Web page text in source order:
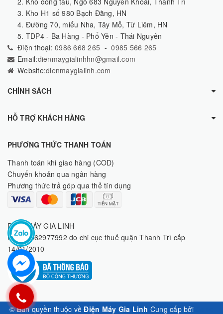
3. Kho H1 số 980 Bạch Đằng, HN
4. Đường 70, miếu Nha, Tây Mỗ, Từ Liêm, HN
5. TDP4 - Ba Hàng - Phổ Yên - Thái Nguyên
Điện thoại: 0986 668 265 -0985 566 265
Email:dienmaygialinhhn@gmail.com
Website:dienmaygialinh.com
CHÍNH SÁCH
HỖ TRỢ KHÁCH HÀNG
PHƯƠNG THỨC THANH TOÁN
Thanh toán khi giao hàng (COD)
Chuyển khoản qua ngân hàng
Phương thức trả góp qua thẻ tín dụng
ĐIỆN MÁY GIA LINH
MST: 8062977992 do chi cục thuế quận Thanh Trì cấp
14/01/2010
© Bản quyền thuộc vềĐiện Máy Gia Linh Cung cấp bởi